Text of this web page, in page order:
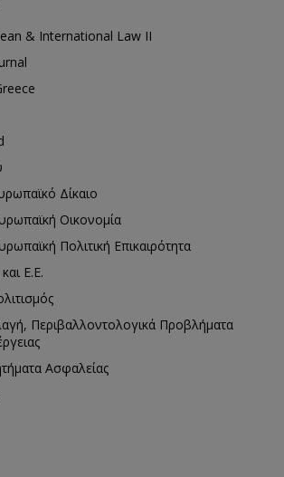
& International Law II
Δίκαιο
Οικονομία
Πολιτική Επικαιρότητα
Ε.Ε.
Περιβαλλοντολογικά Προβλήματα
Ασφαλείας